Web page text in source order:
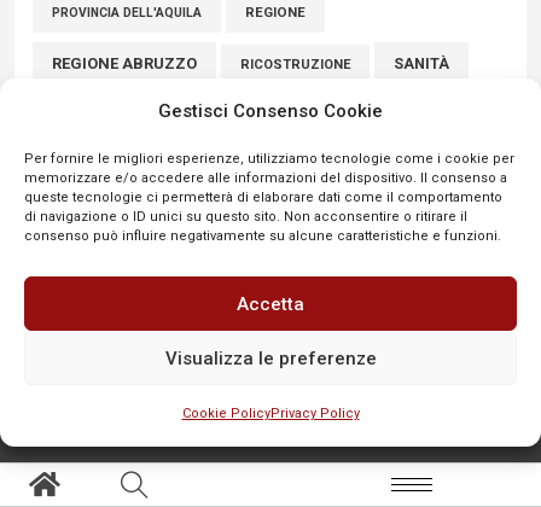
Gestisci Consenso Cookie
Per fornire le migliori esperienze, utilizziamo tecnologie come i cookie per
memorizzare e/o accedere alle informazioni del dispositivo. Il consenso a
queste tecnologie ci permetterà di elaborare dati come il comportamento
di navigazione o ID unici su questo sito. Non acconsentire o ritirare il
consenso può influire negativamente su alcune caratteristiche e funzioni.
Accetta
Visualizza le preferenze
Cookie PolicyPrivacy Policy
PROVINCIA DELL'AQUILA REGIONE
REGIONE ABRUZZO RICOSTRUZIONE SANITÀ
SCUOLE SICUREZZA SINDACATI
SPORT SULMONA UNIVAQ VIABILITÀ
VIGILI DEL FUOCO
Aree tematiche